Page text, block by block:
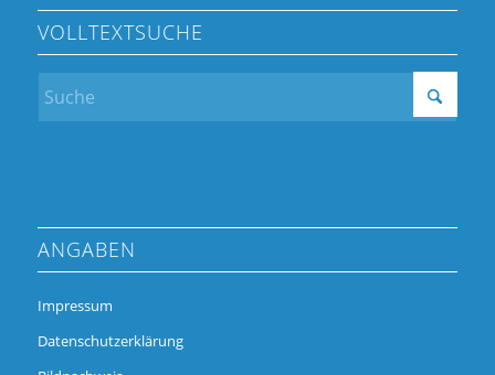
VOLLTEXTSUCHE
ANGABEN
Impressum
Datenschutzerklärung